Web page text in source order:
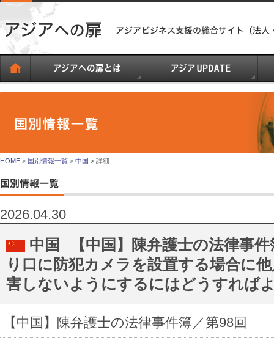
HOME > 国別情報一覧 > 中国 > 詳細
2026.04.30
中国
【中国】陳弁護士の法律事
り口に防犯カメラを設置する場合に
害しないようにするにはどうすれば
【中国】陳弁護士の法律事件簿／第98回